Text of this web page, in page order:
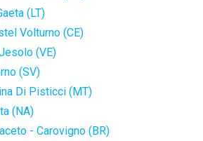
(LT)
Volturno (CE)
(VE)
(SV)
Di Pisticci (MT)
(NA)
- Carovigno (BR)